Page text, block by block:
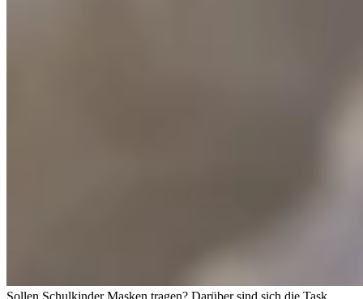
Sollen Schulkinder Masken tragen? Darüber sind sich die Task